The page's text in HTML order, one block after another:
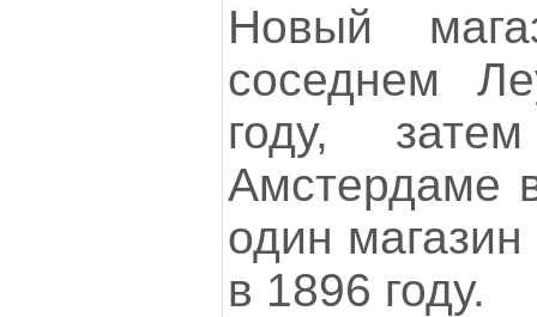
Новый
соседнем
году,
Амстердаме
один
в 1896 году.